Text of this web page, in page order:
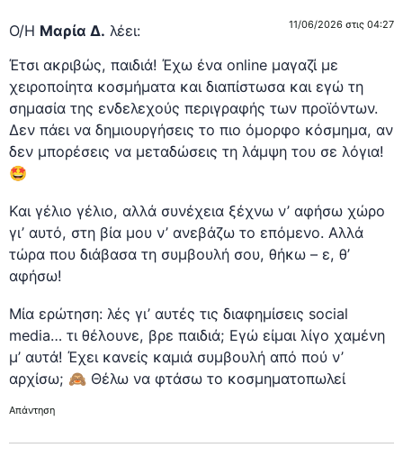
Ο/Η Μαρία Δ. λέει: 11/06/2026 στις 04:27
Έτσι ακριβώς, παιδιά! Έχω ένα online μαγαζί με
χειροποίητα κοσμήματα και διαπίστωσα και εγώ τη
σημασία της ενδελεχούς περιγραφής των προϊόντων.
Δεν πάει να δημιουργήσεις το πιο όμορφο κόσμημα, αν
δεν μπορέσεις να μεταδώσεις τη λάμψη του σε λόγια!
🤩
Και γέλιο γέλιο, αλλά συνέχεια ξέχνω ν’ αφήσω χώρο
γι’ αυτό, στη βία μου ν’ ανεβάζω το επόμενο. Αλλά
τώρα που διάβασα τη συμβουλή σου, θήκω – ε, θ’
αφήσω!
Μία ερώτηση: λές γι’ αυτές τις διαφημίσεις social
media… τι θέλουνε, βρε παιδιά; Εγώ είμαι λίγο χαμένη
μ’ αυτά! Έχει κανείς καμιά συμβουλή από πού ν’
αρχίσω; 🙈 Θέλω να φτάσω το κοσμηματοπωλεί
Απάντηση